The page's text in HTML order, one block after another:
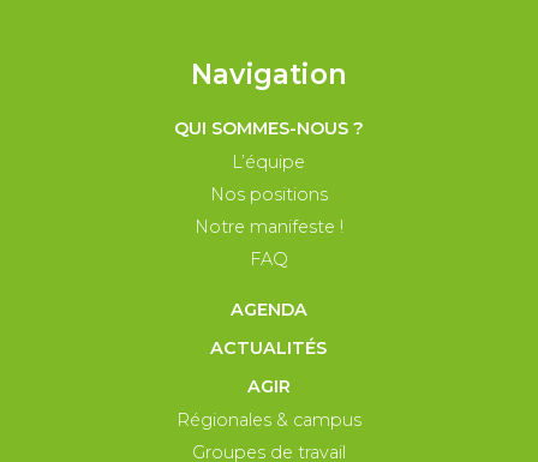
Navigation
QUI SOMMES-NOUS ?
L’équipe
Nos positions
Notre manifeste !
FAQ
AGENDA
ACTUALITÉS
AGIR
Régionales & campus
Groupes de travail